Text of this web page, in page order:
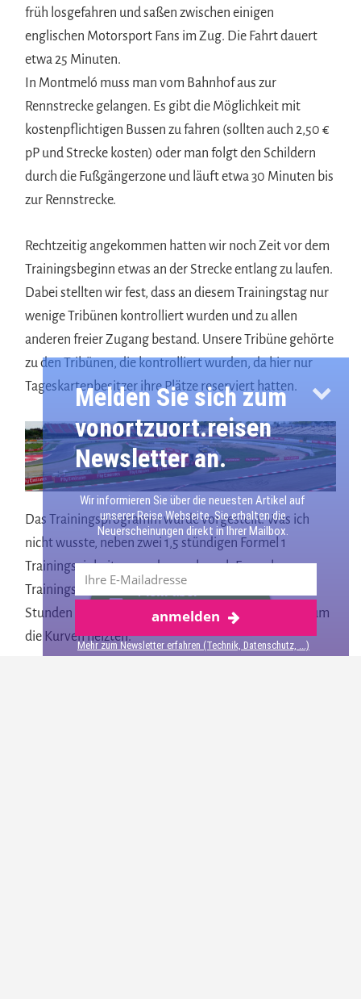
früh losgefahren und saßen zwischen einigen
englischen Motorsport Fans im Zug. Die Fahrt dauert
etwa 25 Minuten.
In Montmeló muss man vom Bahnhof aus zur
Rennstrecke gelangen. Es gibt die Möglichkeit mit
kostenpflichtigen Bussen zu fahren (sollten auch 2,50 €
pP und Strecke kosten) oder man folgt den Schildern
durch die Fußgängerzone und läuft etwa 30 Minuten bis
zur Rennstrecke.
Rechtzeitig angekommen hatten wir noch Zeit vor dem
Trainingsbeginn etwas an der Strecke entlang zu laufen.
Dabei stellten wir fest, dass an diesem Trainingstag nur
wenige Tribünen kontrolliert wurden und zu allen
anderen freier Zugang bestand. Unsere Tribüne gehörte
zu den Tribünen, die kontrolliert wurden, da hier nur
Tageskartenbesitzer ihre Plätze reserviert hatten.
Das Trainingsprogramm wurde vorgestellt. Was ich
nicht wusste, neben zwei 1,5 stündigen Formel 1
Trainingseinheiten wurden auch noch Formel 3
Trainings- und Qualifikationsfahrten durchgeführt. 8
Stunden sollten hier fast ununterbrochen die Autos um
die Kurven heizten.
Mehr über
Barcelona
Melden Sie sich zum
vonortzuort.reisen
Newsletter an.
Wir informieren Sie über die neuesten Artikel auf
unserer Reise Webseite. Sie erhalten die
Neuerscheinungen direkt in Ihrer Mailbox.
anmelden
Mehr zum Newsletter erfahren (Technik, Datenschutz, ...)